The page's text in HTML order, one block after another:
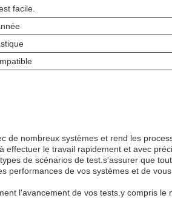
facile.
de nombreux systèmes et rend les
le travail rapidement et avec
de scénarios de test.s'assurer que
performances de vos systèmes et de
l'avancement de vos tests.y compris le